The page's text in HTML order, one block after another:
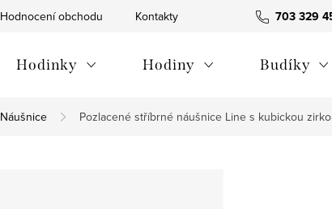
703 329
Hodnocení obchodu Kontakty
Hodinky Hodiny Budíky
Náušnice Pozlacené stříbrné náušnice Line s kubickou